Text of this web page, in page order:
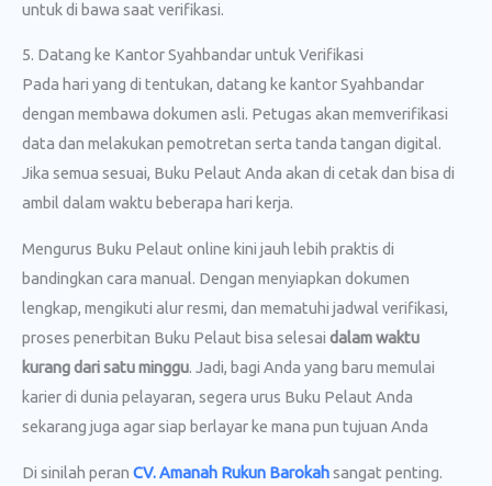
untuk di bawa saat verifikasi.
5. Datang ke Kantor Syahbandar untuk Verifikasi
Pada hari yang di tentukan, datang ke kantor Syahbandar
dengan membawa dokumen asli. Petugas akan memverifikasi
data dan melakukan pemotretan serta tanda tangan digital.
Jika semua sesuai, Buku Pelaut Anda akan di cetak dan bisa di
ambil dalam waktu beberapa hari kerja.
Mengurus Buku Pelaut online kini jauh lebih praktis di
bandingkan cara manual. Dengan menyiapkan dokumen
lengkap, mengikuti alur resmi, dan mematuhi jadwal verifikasi,
proses penerbitan Buku Pelaut bisa selesai dalam waktu
kurang dari satu minggu. Jadi, bagi Anda yang baru memulai
karier di dunia pelayaran, segera urus Buku Pelaut Anda
sekarang juga agar siap berlayar ke mana pun tujuan Anda
Di sinilah peran CV. Amanah Rukun Barokahsangat penting.